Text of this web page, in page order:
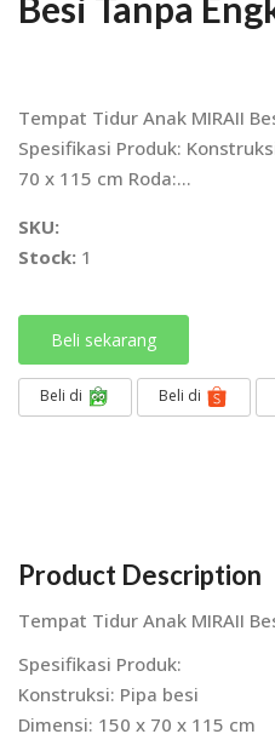
Tempat Tidur Anak MIRAII
Spesifikasi Produk:
70 x 115 cm Roda:...
SKU:
Stock: 1
Beli sekarang
Beli di Beli di
Product Description
Tempat Tidur Anak MIRAII
Spesifikasi Produk:
Konstruksi: Pipa besi
Dimensi: 150 x 70 x 115 cm